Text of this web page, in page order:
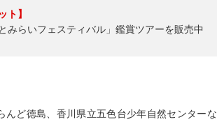
ト】
みらいフェスティバル」鑑賞ツアーを販売中
ど徳島、香川県立五色台少年自然センターな